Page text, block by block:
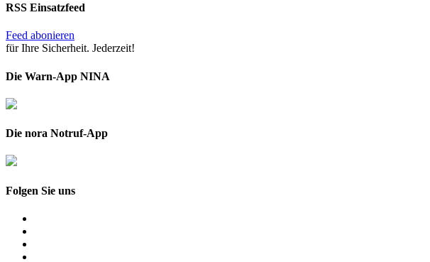
RSS Einsatzfeed
Feed abonieren
für Ihre Sicherheit. Jederzeit!
Die Warn-App NINA
Die nora Notruf-App
Folgen Sie uns